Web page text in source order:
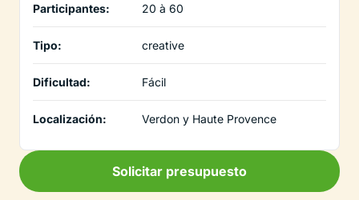
Participantes: 20 à 60
Tipo: creative
Dificultad: Fácil
Localización: Verdon y Haute Provence
Solicitar presupuesto